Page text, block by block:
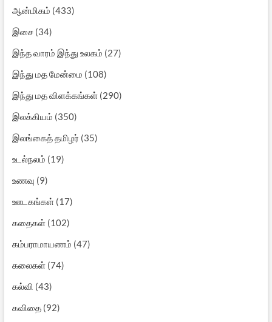
ஆன்மிகம் (433)
இசை(34)
இந்த வாரம் இந்து உலகம் (27)
இந்து மத மேன்மை (108)
இந்து மத விளக்கங்கள்(290)
இலக்கியம் (350)
இலங்கைத் தமிழர் (35)
உடல்நலம் (19)
உணவு (9)
ஊடகங்கள்(17)
கதைகள்(102)
கம்பராமாயணம் (47)
கலைகள்(74)
கல்வி (43)
கவிதை(92)